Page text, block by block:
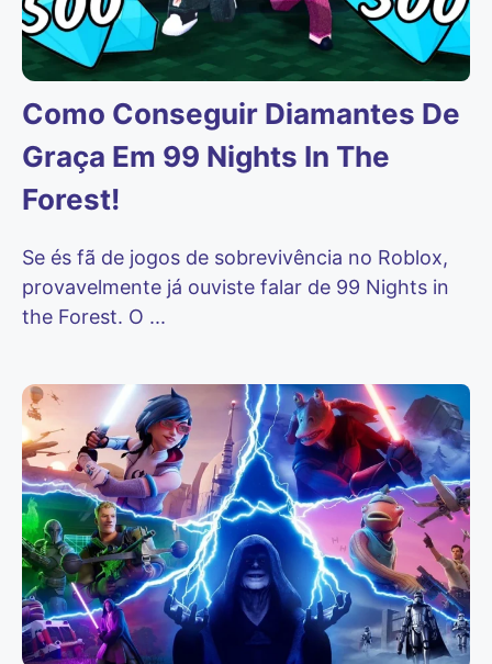
Como Conseguir Diamantes De
Graça Em 99 Nights In The
Forest!
Se és fã de jogos de sobrevivência no Roblox,
provavelmente já ouviste falar de 99 Nights in
the Forest. O ...